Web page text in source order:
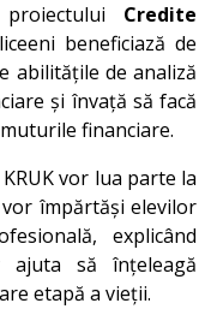
Credite
beneficiază de
abilitățile de analiză
și învață să facă
financiare.
vor lua parte la
împărtăși elevilor
explicând
ajuta să înțeleagă
etapă a vieții.